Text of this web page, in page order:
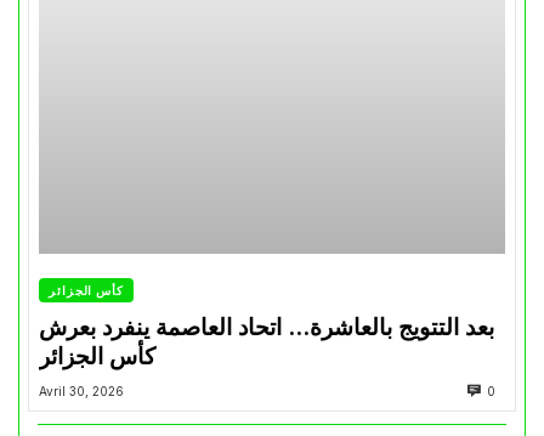
كأس الجزائر
بعد التتويج بالعاشرة… اتحاد العاصمة ينفرد بعرش
كأس الجزائر
Avril 30, 2026 0